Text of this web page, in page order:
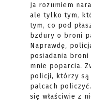
Ja rozumiem
ale tylko tym,
tym, co pod
bzdury o broni
Naprawdę,
posiadania
mnie poparcia.
policji, którzy są
palcach
się właściwie z